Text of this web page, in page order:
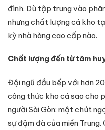
đình. Dù tập trung vào
nhưng chất lượng cá kho
kỳ nhà hàng cao cấp nào.
Chất lượng đến từ tâm
Đội ngũ đầu bếp với hơn
công thức kho cá sao cho
người Sài Gòn: một chút
sự đậm đà của miền